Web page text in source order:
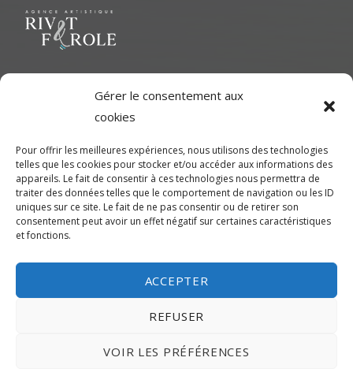
Gérer le consentement aux
cookies
Pour offrir les meilleures expériences, nous utilisons des technologies
telles que les cookies pour stocker et/ou accéder aux informations des
appareils. Le fait de consentir à ces technologies nous permettra de
traiter des données telles que le comportement de navigation ou les ID
uniques sur ce site. Le fait de ne pas consentir ou de retirer son
consentement peut avoir un effet négatif sur certaines caractéristiques
et fonctions.
ACCEPTER
REFUSER
VOIR LES PRÉFÉRENCES
l’article
pour contribuer à une richesse dans le milieu cinématographique
et d'aider les artistes à développer leur plein potentiel.
CONTACTEZ-NOUS
Montréal
450-245-7475 (sans frais de Montréal) ou 514-655-9191
info@rivetferole.com